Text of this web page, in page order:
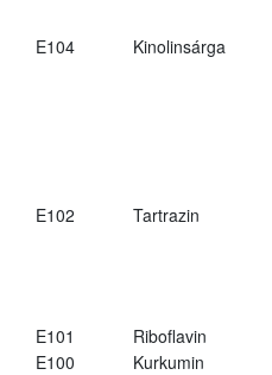
E104 Kinolinsárga
E102 Tartrazin
E101
Riboflavin
E100
Kurkumin